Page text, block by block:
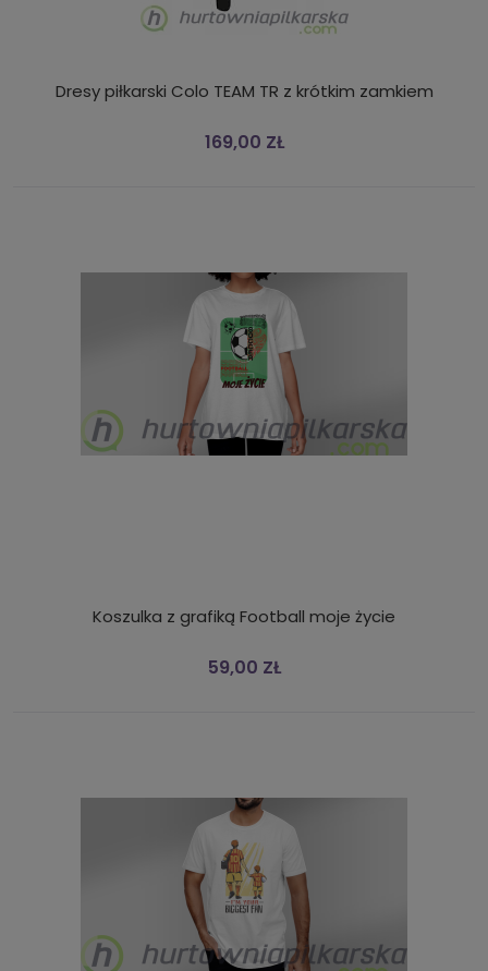
Dresy piłkarski Colo TEAM TR z krótkim zamkiem
169,00 ZŁ
Koszulka z grafiką Football moje życie
59,00 ZŁ